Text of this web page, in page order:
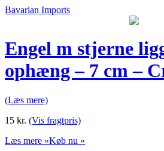
Bavarian Imports
Engel m stjerne
ophæng – 7 cm –
(Læs mere)
15 kr. (Vis fragtpris)
Læs mere »Køb nu »